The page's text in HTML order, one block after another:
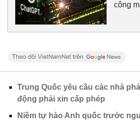
công
Trung Quốc yêu cầu các nhà
động phải xin cấp phép
Niềm tự hào Anh quốc trước